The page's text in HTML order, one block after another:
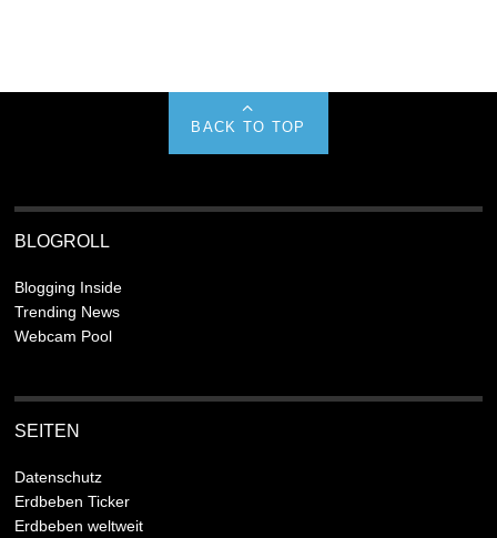
BACK TO TOP
BLOGROLL
Blogging Inside
Trending News
Webcam Pool
SEITEN
Datenschutz
Erdbeben Ticker
Erdbeben weltweit